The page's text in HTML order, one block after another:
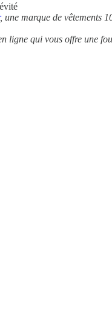
, une marque de vêtements
ligne qui vous offre une